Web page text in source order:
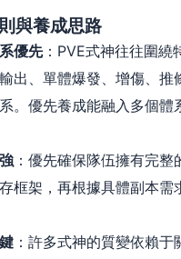
與養成思路
優先：PVE式神往往圍繞
出、單體爆發、增傷、推
。優先養成能融入多個體
：優先確保隊伍擁有完整
框架，再根據具體副本需
：許多式神的質變依賴于